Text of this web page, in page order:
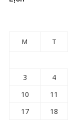
M T
3
4
10
11
17
18